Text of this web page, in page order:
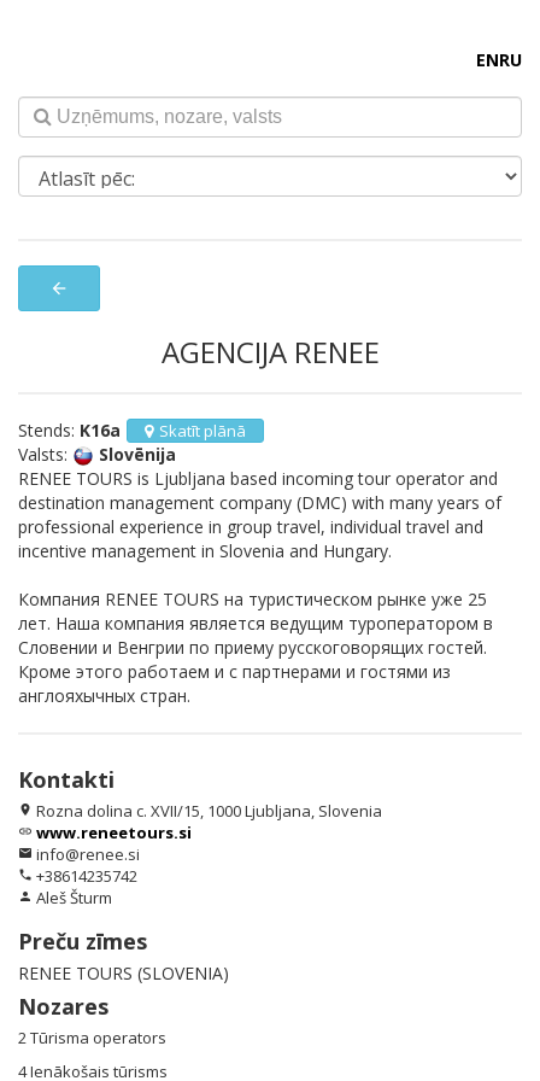
ENRU
arrow_back
AGENCIJA RENEE
Stends: K16a Skatīt plānā
Valsts:
Slovēnija
RENEE TOURS is Ljubljana based incoming tour operator and
destination management company (DMC) with many years of
professional experience in group travel, individual travel and
incentive management in Slovenia and Hungary.
Компания RENEE TOURS на туристическом рынке уже 25
лет. Наша компания является ведущим туроператором в
Словении и Венгрии по приему русскоговорящих гостей.
Кроме этого работаем и с партнерами и гостями из
англояхычных стран.
Kontakti
location_on Rozna dolina c. XVII/15, 1000 Ljubljana, Slovenia
link www.reneetours.si
email info@renee.si
phone +38614235742
person Aleš Šturm
Preču zīmes
RENEE TOURS (SLOVENIA)
Nozares
2 Tūrisma operators
4 Ienākošais tūrisms